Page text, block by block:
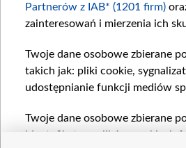
3382
Odcinek
Partnerów z IAB* (1201 firm)
zainteresowań i mierzenia ich
Twoje dane osobowe zbierane
takich jak: pliki cookie,
udostępnianie funkcji mediów
Twoje dane osobowe zbierane
identyfikatory plików cookie,